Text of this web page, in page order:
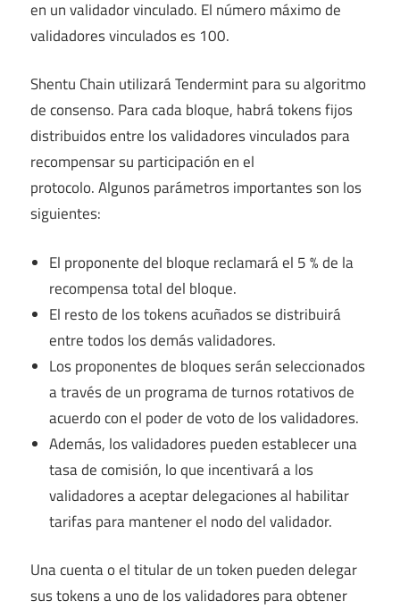
en un validador vinculado. El número máximo de
validadores vinculados es 100.
Shentu Chain utilizará Tendermint para su algoritmo
de consenso. Para cada bloque, habrá tokens fijos
distribuidos entre los validadores vinculados para
recompensar su participación en el
protocolo. Algunos parámetros importantes son los
siguientes:
El proponente del bloque reclamará el 5 % de la
recompensa total del bloque.
El resto de los tokens acuñados se distribuirá
entre todos los demás validadores.
Los proponentes de bloques serán seleccionados
a través de un programa de turnos rotativos de
acuerdo con el poder de voto de los validadores.
Además, los validadores pueden establecer una
tasa de comisión, lo que incentivará a los
validadores a aceptar delegaciones al habilitar
tarifas para mantener el nodo del validador.
Una cuenta o el titular de un token pueden delegar
sus tokens a uno de los validadores para obtener